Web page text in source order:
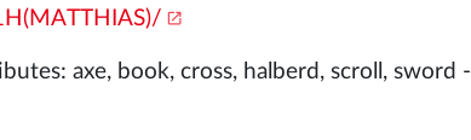
axe, book, cross, halberd, scroll, sword -